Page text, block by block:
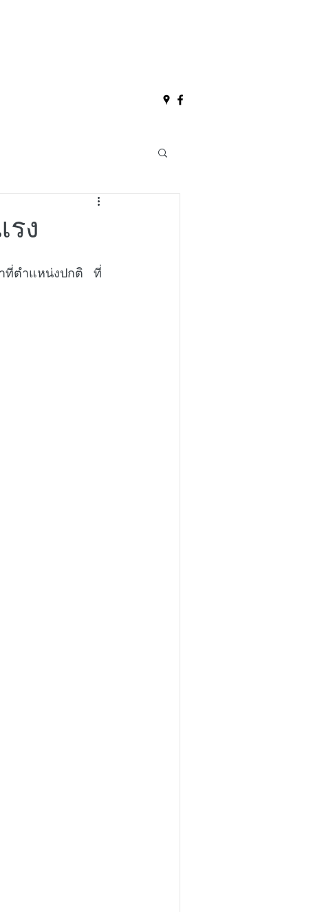
ง
ที่ตำแหน่งปกติ   ที่